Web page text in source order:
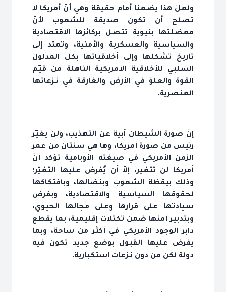
ولعلّ هذا يضعنا أمام حقيقة وهي أنّ أمريكا لا
تصلح أن تكون صديقة للشعوب لأنّ
معضلتها بنيوية تتصل بركائزها الاقتصادية
والسياسية والعسكرية والأمنية، وتمتد إلى
تاريخ تشكلها وإلى أخلاقياتها بكل المدلول
السلبي للأخلاقية الأمريكية الناهلة من قيّم
القوة والعلوّ في الأرض والغارقة في نـزعاتها
العنصرية.
إنّ صورة الشيطان آبية عن التهذيب، ولن يغيّر
رئيس من صورة أمريكا، وها هي سنتان من عمر
الزمن الأمريكي في صيغته الأوبامية تؤكد أنّ
أمريكا لن تتغير، إلاّ أن يُفرض عليها التغيّر؛
وذلك بيقظة الشعوب وبنضالها، وبافتكاكها
لحقوقها السياسية والاقتصادية، وبفرض
سيادتها على قرارها وعلى مجالها الحيوي،
وبتدبير أمنها ضمن تكتلات إقليمية، بما يقطع
دابر الوجود الأمريكي في أكثر من ساحة، وبما
يفرض عليها القبول بوضع جديد تكون فيه
دولة لكن من دون نـزعات استكبارية.